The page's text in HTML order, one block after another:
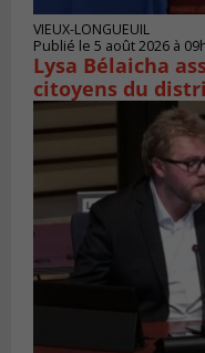
VIEUX-LONGUEUIL
Publié le 5 août 2026 à
Lysa Bélaicha
citoyens du